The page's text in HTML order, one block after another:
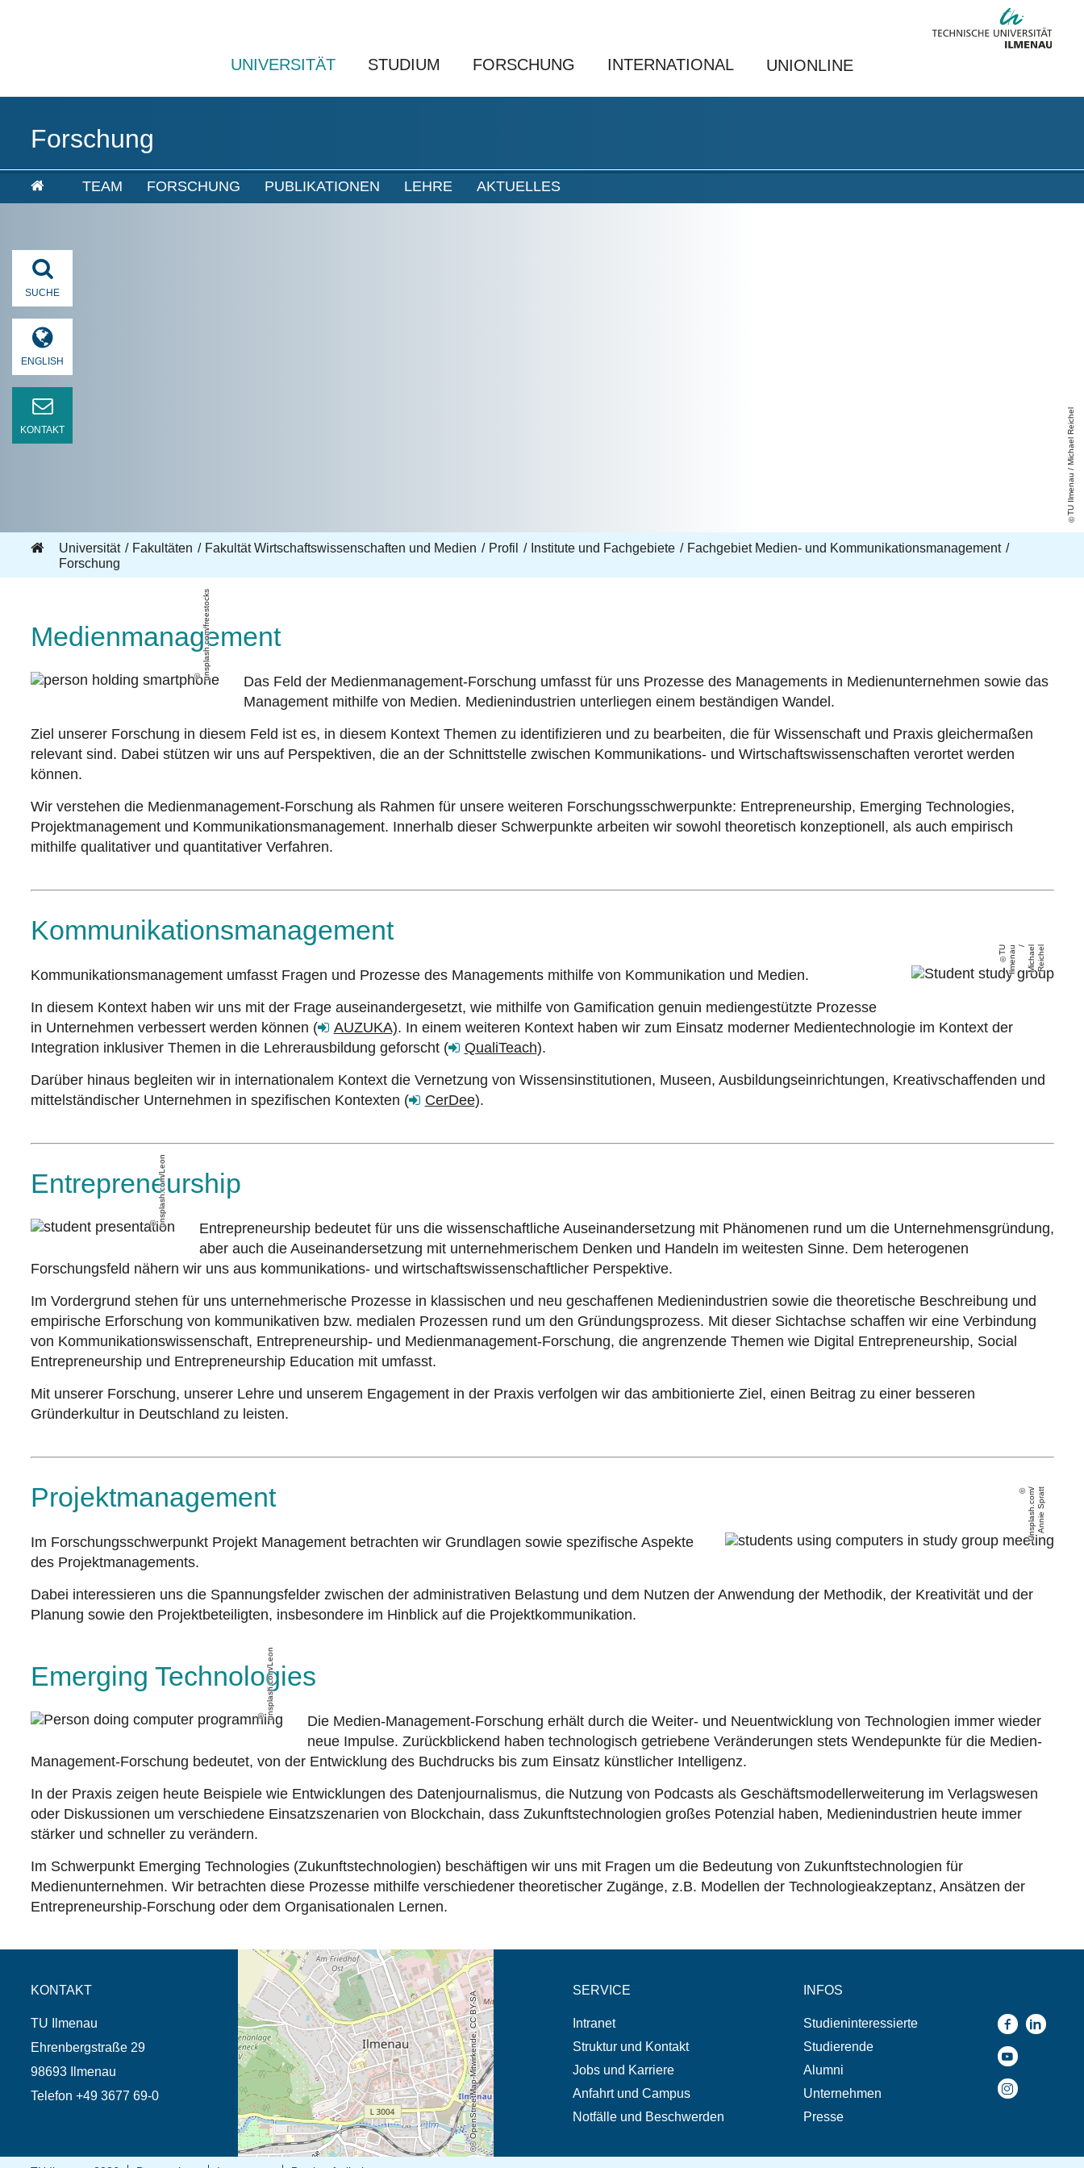
UNIVERSITÄT STUDIUM FORSCHUNG INTERNATIONAL UNIONLINE
Forschung
TEAM FORSCHUNG PUBLIKATIONEN LEHRE AKTUELLES
TU Ilmenau / Michael Reichel
SUCHE
ENGLISH
KONTAKT
Universität Fakultäten Fakultät Wirtschaftswissenschaften und Medien Profil Institute und Fachgebiete
Fachgebiet Medien- und Kommunikationsmanagement
Forschung
Medienmanagement
unsplash.com/freestocks
Das Feld der Medienmanagement-Forschung umfasst für uns Prozesse des Managements in Medienunternehmen sowie das
Management mithilfe von Medien. Medienindustrien unterliegen einem beständigen Wandel.
Ziel unserer Forschung in diesem Feld ist es, in diesem Kontext Themen zu identifizieren und zu bearbeiten, die für Wissenschaft und Praxis gleichermaßen
relevant sind. Dabei stützen wir uns auf Perspektiven, die an der Schnittstelle zwischen Kommunikations- und Wirtschaftswissenschaften verortet werden
können.
Wir verstehen die Medienmanagement-Forschung als Rahmen für unsere weiteren Forschungsschwerpunkte: Entrepreneurship, Emerging Technologies,
Projektmanagement und Kommunikationsmanagement. Innerhalb dieser Schwerpunkte arbeiten wir sowohl theoretisch konzeptionell, als auch empirisch
mithilfe qualitativer und quantitativer Verfahren.
Kommunikationsmanagement
T
U
Il
m
e
n
a
u /
Mi
c
h
a
el
R
ei
c
h el
Kommunikationsmanagement umfasst Fragen und Prozesse des Managements mithilfe von Kommunikation und Medien.
In diesem Kontext haben wir uns mit der Frage auseinandergesetzt, wie mithilfe von Gamification genuin mediengestützte Prozesse
in Unternehmen verbessert werden können (
AUZUKA). In einem weiteren Kontext haben wir zum Einsatz moderner Medientechnologie im Kontext der
Integration inklusiver Themen in die Lehrerausbildung geforscht (
QualiTeach).
Darüber hinaus begleiten wir in internationalem Kontext die Vernetzung von Wissensinstitutionen, Museen, Ausbildungseinrichtungen, Kreativschaffenden und
mittelständischer Unternehmen in spezifischen Kontexten (
CerDee).
Entrepreneurship
unsplash.com/Leon
Entrepreneurship bedeutet für uns die wissenschaftliche Auseinandersetzung mit Phänomenen rund um die Unternehmensgründung,
aber auch die Auseinandersetzung mit unternehmerischem Denken und Handeln im weitesten Sinne. Dem heterogenen
Forschungsfeld nähern wir uns aus kommunikations- und wirtschaftswissenschaftlicher Perspektive.
Im Vordergrund stehen für uns unternehmerische Prozesse in klassischen und neu geschaffenen Medienindustrien sowie die theoretische Beschreibung und
empirische Erforschung von kommunikativen bzw. medialen Prozessen rund um den Gründungsprozess. Mit dieser Sichtachse schaffen wir eine Verbindung
von Kommunikationswissenschaft, Entrepreneurship- und Medienmanagement-Forschung, die angrenzende Themen wie Digital Entrepreneurship, Social
Entrepreneurship und Entrepreneurship Education mit umfasst.
Mit unserer Forschung, unserer Lehre und unserem Engagement in der Praxis verfolgen wir das ambitionierte Ziel, einen Beitrag zu einer besseren
Gründerkultur in Deutschland zu leisten.
Projektmanagement U
n
s
pl
a
s
h
.
c
o
m
/
A
n
ni
e
S
p
r
a
tt
Im Forschungsschwerpunkt Projekt Management betrachten wir Grundlagen sowie spezifische Aspekte
des Projektmanagements.
Dabei interessieren uns die Spannungsfelder zwischen der administrativen Belastung und dem Nutzen der Anwendung der Methodik, der Kreativität und der
Planung sowie den Projektbeteiligten, insbesondere im Hinblick auf die Projektkommunikation.
Emerging Technologies
unsplash.com/Leon
Die Medien-Management-Forschung erhält durch die Weiter- und Neuentwicklung von Technologien immer wieder
neue Impulse. Zurückblickend haben technologisch getriebene Veränderungen stets Wendepunkte für die Medien-
Management-Forschung bedeutet, von der Entwicklung des Buchdrucks bis zum Einsatz künstlicher Intelligenz.
In der Praxis zeigen heute Beispiele wie Entwicklungen des Datenjournalismus, die Nutzung von Podcasts als Geschäftsmodellerweiterung im Verlagswesen
oder Diskussionen um verschiedene Einsatzszenarien von Blockchain, dass Zukunftstechnologien großes Potenzial haben, Medienindustrien heute immer
stärker und schneller zu verändern.
Im Schwerpunkt Emerging Technologies (Zukunftstechnologien) beschäftigen wir uns mit Fragen um die Bedeutung von Zukunftstechnologien für
Medienunternehmen. Wir betrachten diese Prozesse mithilfe verschiedener theoretischer Zugänge, z.B. Modellen der Technologieakzeptanz, Ansätzen der
Entrepreneurship-Forschung oder dem Organisationalen Lernen.
KONTAKT
TU Ilmenau
Ehrenbergstraße 29
98693 Ilmenau
Telefon +49 3677 69-0
Öffnet die Anfahrtsbeschreibung in neuem
Tab (Karte)
© OpenStreetMap-Mitwirkende, CC BY-SA SERVICE
Intranet
Struktur und Kontakt
Jobs und Karriere
Anfahrt und Campus
Notfälle und Beschwerden
INFOS
Studieninteressierte
Studierende
Alumni
Unternehmen
Presse